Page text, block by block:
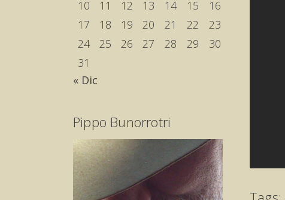
10
11 12 13 14 15
16
17
18 19 20 21 22
23
24
25 26 27 28 29
30
31
« Dic
Pippo Bunorrotri